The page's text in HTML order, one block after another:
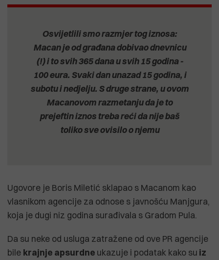
Osvijetlili smo razmjer tog iznosa:
Macan je od građana dobivao dnevnicu
(!) i to svih 365 dana u svih 15 godina -
100 eura. Svaki dan unazad 15 godina, i
subotu i nedjelju. S druge strane, u ovom
Macanovom razmetanju da je to
prejeftin iznos treba reći da nije baš
toliko sve ovisilo o njemu
Ugovore je Boris Miletić sklapao s Macanom kao
vlasnikom agencije za odnose s javnošću Manjgura,
koja je dugi niz godina surađivala s Gradom Pula.
Da su neke od usluga zatražene od ove PR agencije
bile krajnje apsurdne ukazuje i podatak kako su iz